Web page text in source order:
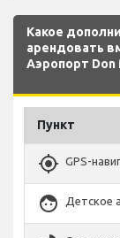
Какое
арендовать
Аэропорт Don
Пункт
gps_fixed GPS-
face Детское